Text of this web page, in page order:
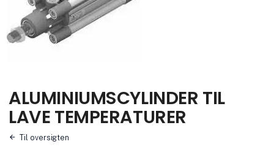
ALUMINIUMSCYLINDER TIL
LAVE TEMPERATURER
Til oversigten